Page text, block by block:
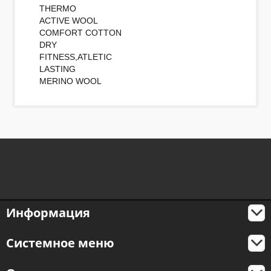
THERMO
ACTIVE WOOL
COMFORT COTTON
DRY
FITNESS,ATLETIC
LASTING
MERINO WOOL
Информация
Системное меню